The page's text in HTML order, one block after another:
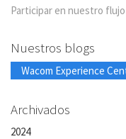
Participar en nuestro flujo
Nuestros blogs
Wacom Experience
Archivados
2024